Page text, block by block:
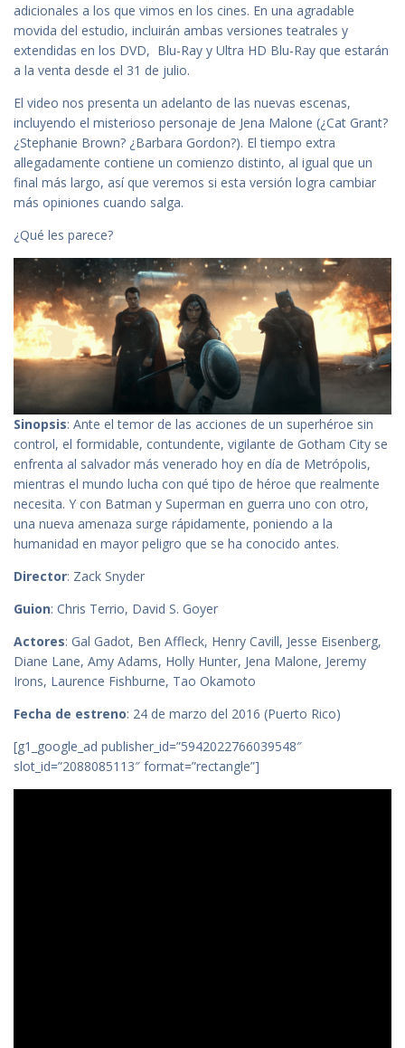
adicionales a los que vimos en los cines. En una agradable
movida del estudio, incluirán ambas versiones teatrales y
extendidas en los DVD, Blu-Ray y Ultra HD Blu-Ray que estarán
a la venta desde el 31 de julio.
El video nos presenta un adelanto de las nuevas escenas,
incluyendo el misterioso personaje de Jena Malone (¿Cat Grant?
¿Stephanie Brown? ¿Barbara Gordon?). El tiempo extra
allegadamente contiene un comienzo distinto, al igual que un
final más largo, así que veremos si esta versión logra cambiar
más opiniones cuando salga.
¿Qué les parece?
Sinopsis: Ante el temor de las acciones de un superhéroe sin
control, el formidable, contundente, vigilante de Gotham City se
enfrenta al salvador más venerado hoy en día de Metrópolis,
mientras el mundo lucha con qué tipo de héroe que realmente
necesita. Y con Batman y Superman en guerra uno con otro,
una nueva amenaza surge rápidamente, poniendo a la
humanidad en mayor peligro que se ha conocido antes.
Director: Zack Snyder
Guion: Chris Terrio, David S. Goyer
Actores: Gal Gadot, Ben Affleck, Henry Cavill, Jesse Eisenberg,
Diane Lane, Amy Adams, Holly Hunter, Jena Malone, Jeremy
Irons, Laurence Fishburne, Tao Okamoto
Fecha de estreno: 24 de marzo del 2016 (Puerto Rico)
[g1_google_ad publisher_id=”5942022766039548″
slot_id=”2088085113″ format=”rectangle”]